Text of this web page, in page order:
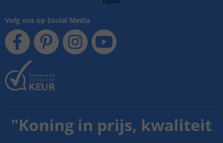
Volg ons op Social Media
"Koning in prijs, kwaliteit